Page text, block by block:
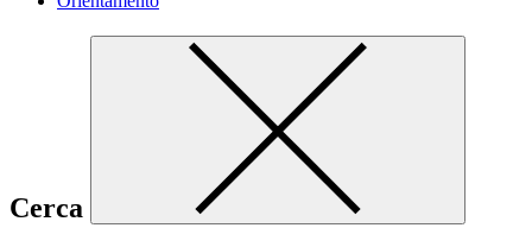
Cerca